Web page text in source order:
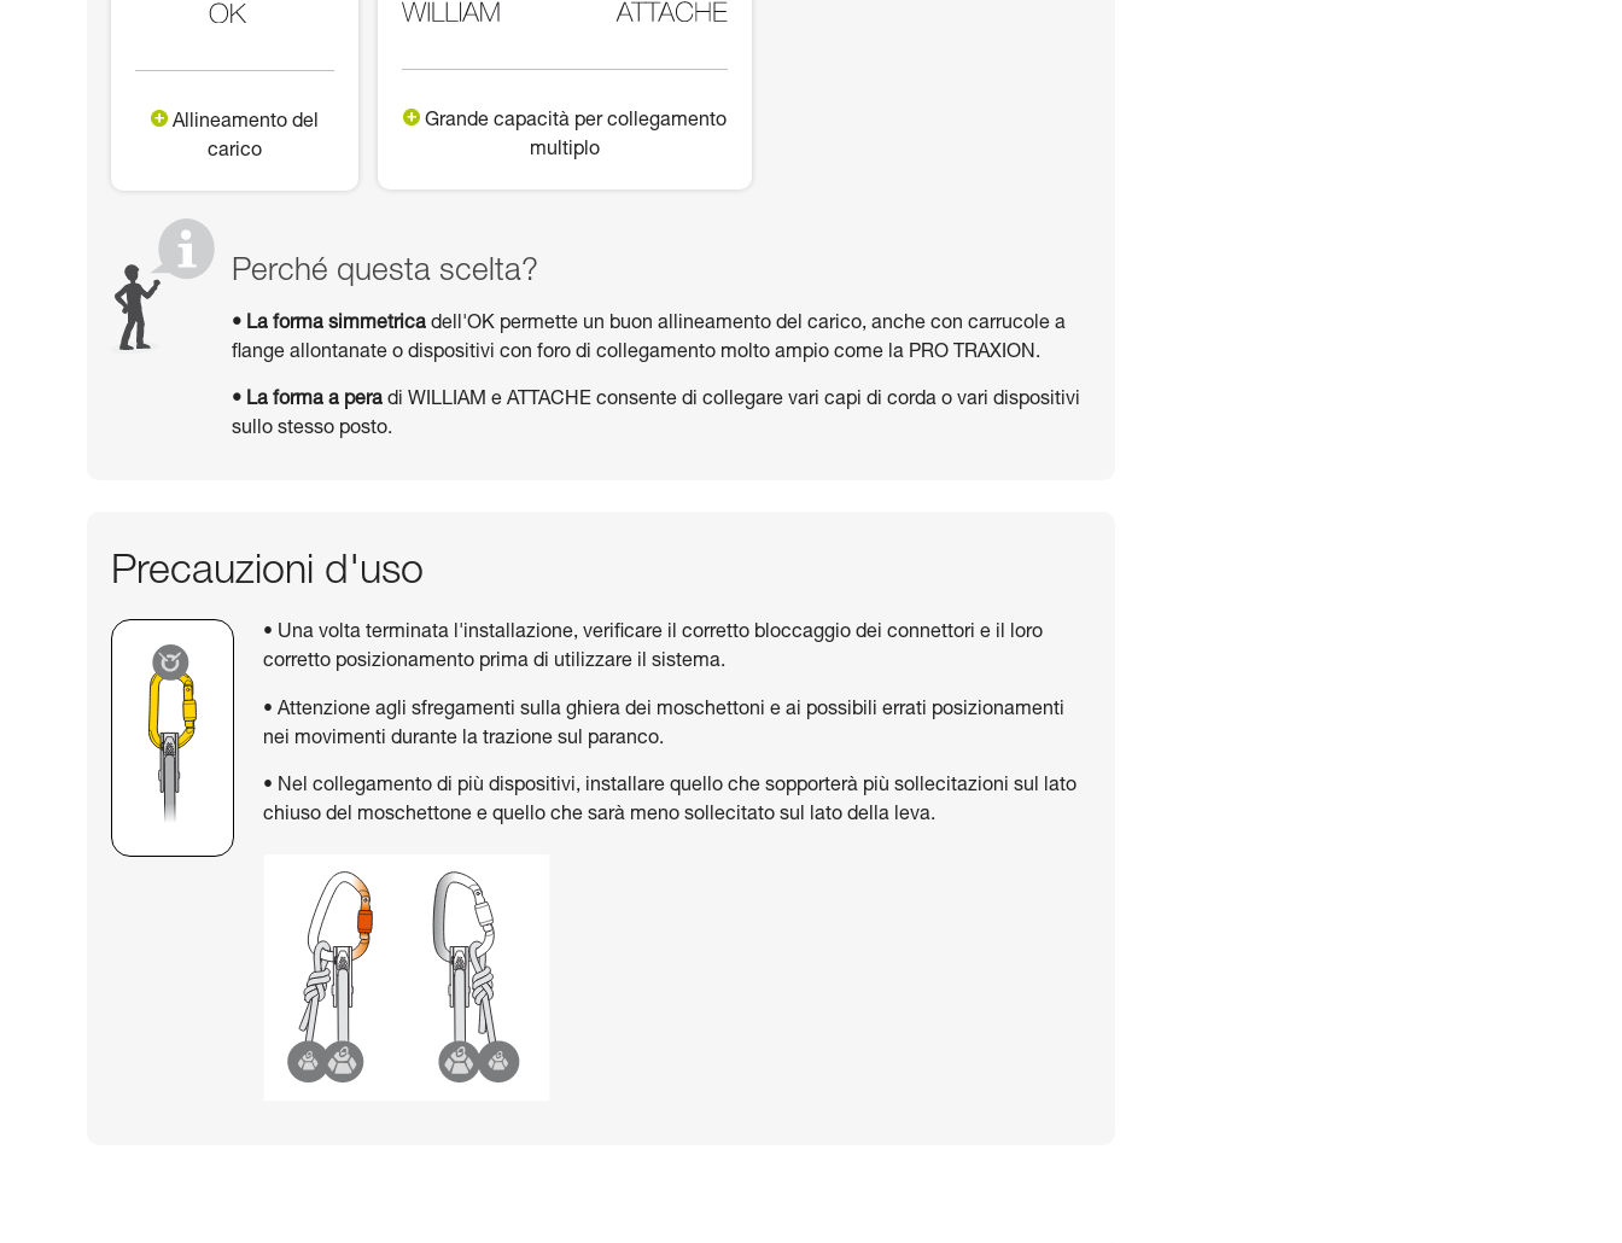
Allineamento del
carico
Grande capacità per collegamento
multiplo
Perché questa scelta?
• La forma simmetrica dell'OK permette un buon allineamento del carico, anche con carrucole a
flange allontanate o dispositivi con foro di collegamento molto ampio come la PRO TRAXION.
• La forma a pera di WILLIAM e ATTACHE consente di collegare vari capi di corda o vari dispositivi
sullo stesso posto.
Precauzioni d'uso
• Una volta terminata l'installazione, verificare il corretto bloccaggio dei connettori e il loro
corretto posizionamento prima di utilizzare il sistema.
• Attenzione agli sfregamenti sulla ghiera dei moschettoni e ai possibili errati posizionamenti
nei movimenti durante la trazione sul paranco.
• Nel collegamento di più dispositivi, installare quello che sopporterà più sollecitazioni sul lato
chiuso del moschettone e quello che sarà meno sollecitato sul lato della leva.